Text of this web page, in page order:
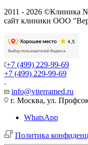
2011 - 2026 ©Клиника
сайт клиники ООО
+7 (499) 229-99-69
+7 (499) 229-99-69
info@viterramed.ru
г. Москва, ул.
WhatsApp
Политика